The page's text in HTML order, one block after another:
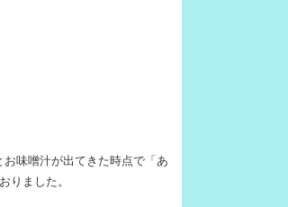
味噌汁が出てきた時点で「あ
りました。